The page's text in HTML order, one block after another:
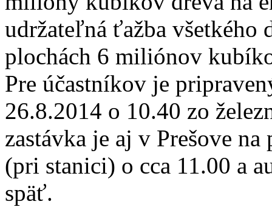
udržateľná ťažba všetkého
plochách 6 miliónov
Pre účastníkov je
26.8.2014 o 10.40 zo
zastávka je aj v Prešove
(pri stanici) o cca 11.00 a
späť.